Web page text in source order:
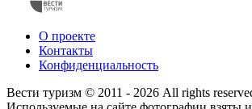
О проекте
Контакты
Конфиденциальность
Вести туризм © 2011 - 2026 All rights